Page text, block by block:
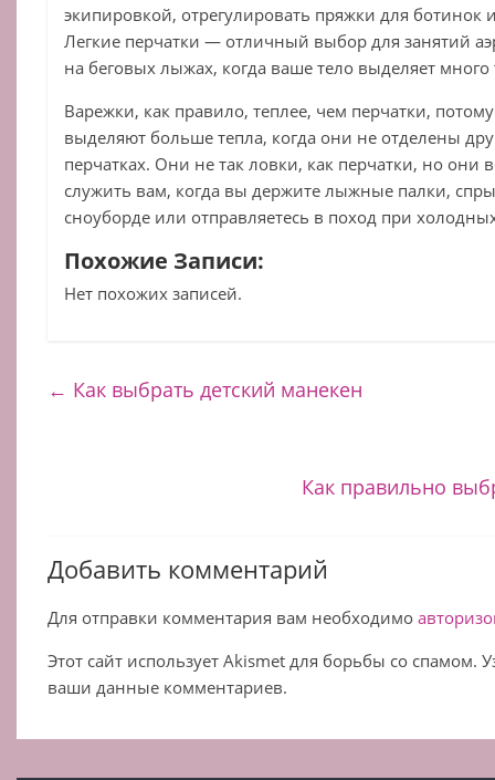
экипировкой, отрегулировать пряжки для
Легкие перчатки — отличный выбор для занятий
на беговых лыжах, когда ваше тело выделяет много
Варежки, как правило, теплее, чем перчатки,
выделяют больше тепла, когда они не отделены
перчатках. Они не так ловки, как перчатки, но они
служить вам, когда вы держите лыжные палки,
сноуборде или отправляетесь в поход при
Похожие Записи:
Нет похожих записей.
← Как выбрать детский манекен
Как правильно
Добавить комментарий
Для отправки комментария вам необходимо
Этот сайт использует Akismet для борьбы со спамом.
ваши данные комментариев.